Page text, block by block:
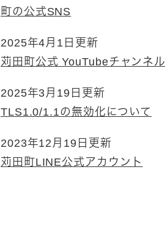
町の公式SNS
2025年4月1日更新
苅田町公式 YouTubeチャンネル
2025年3月19日更新
TLS1.0/1.1の無効化について
2023年12月19日更新
苅田町LINE公式アカウント